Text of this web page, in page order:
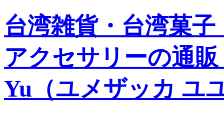
台湾雑貨・台湾菓
アクセサリーの通
Yu（ユメザッカ ユ